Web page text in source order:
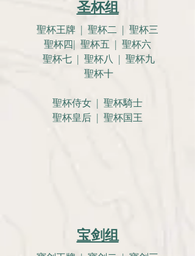
圣杯组
聖杯王牌 | 聖杯二 | 聖杯三
聖杯四| 聖杯五 | 聖杯六
聖杯七 | 聖杯八 | 聖杯九
聖杯十
聖杯侍女 | 聖杯騎士
聖杯皇后 | 聖杯国王
宝剑组